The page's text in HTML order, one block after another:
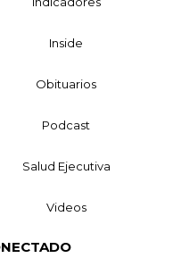
Inside
Obituarios
Podcast
Salud Ejecutiva
Videos